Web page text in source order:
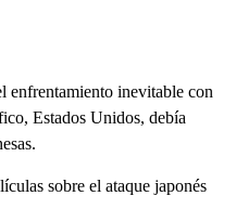
enfrentamiento inevitable con
Estados Unidos, debía
sobre el ataque japonés